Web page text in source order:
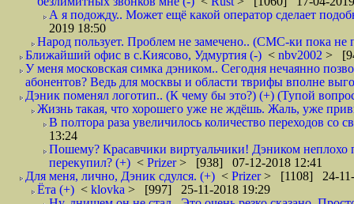
А я подожду.. Может ещё какой оператор сделает
2019 18:50
Народ пользует. Проблем не замечено.. (СМС-ки пока
Ближайший офис в с.Киясово, Удмуртия (-) < nbv2002 >
У меня московская симка дэником.. Сегодня нечаянно
абонентов? Ведь для москвы и области тврифы вполне
Дэник поменял логотип.. (К чему бы это?) (+) (Тупой
Жизнь такая, что хорошего уже не ждёшь. Жаль, уже
В полтора раза увеличилось количество переходов
13:24
Пошему? Красавчики виртуальчики! Дэником
перекупил? (+) < Prizer> [938] 07-12-2018 12:41
Для меня, лично, Дэник сдулся. (+) < Prizer> [1108] 24-11-
Ёта (+) < klovka > [997] 25-11-2018 19:29